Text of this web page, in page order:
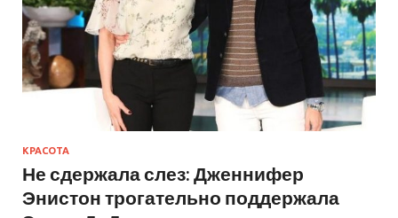
КРАСОТА
Не сдержала слез: Дженнифер
Энистон трогательно поддержала